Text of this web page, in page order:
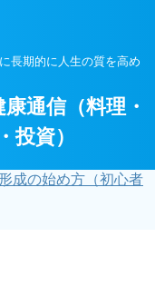
長期的に人生の質を高め
通信（料理・
資）
成の始め方（初心者